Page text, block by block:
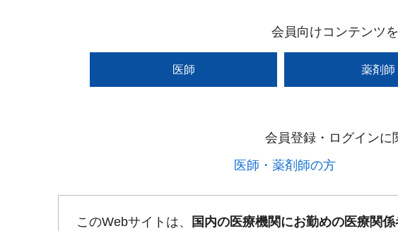
会員向けコンテンツ
医師 薬剤師
会員登録・ログインに
医師・薬剤師の方​
このWebサイトは、 国内の医療機関にお勤めの医療関